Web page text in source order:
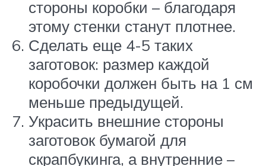
стороны коробки – благодаря
этому стенки станут плотнее.
Сделать еще 4-5 таких
заготовок: размер каждой
коробочки должен быть на 1 см
меньше предыдущей.
Украсить внешние стороны
заготовок бумагой для
скрапбукинга, а внутренние –